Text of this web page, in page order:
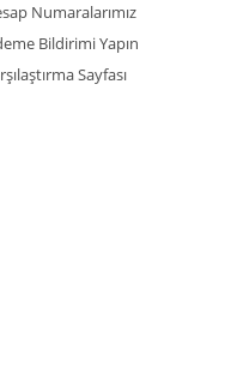
Numaralarımız
Bildirimi Yapın
Sayfası